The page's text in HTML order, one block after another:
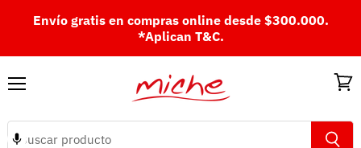
Envío gratis en compras online desde $300.000.
*Aplican T&C.